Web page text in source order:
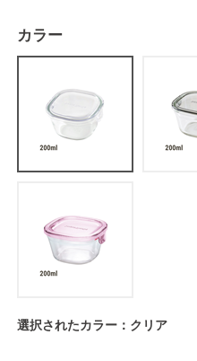
カラー
選択されたカラー：クリア